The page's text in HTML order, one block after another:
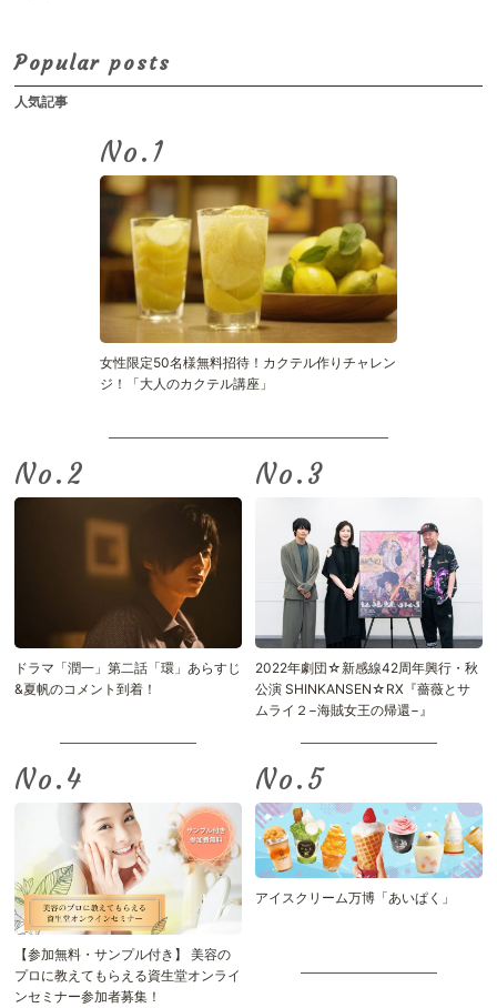
Popular posts
人気記事
No.
女性限定50名様無料招待！カクテル作りチャレン
ジ！「大人のカクテル講座」
No.
ドラマ「潤一」第二話「環」あらすじ
&夏帆のコメント到着！
No.
2022年劇団☆新感線42周年興行・秋
公演 SHINKANSEN☆RX『薔薇とサ
ムライ２−海賊女王の帰還−』
No.
【参加無料・サンプル付き】 美容の
プロに教えてもらえる資生堂オンライ
ンセミナー参加者募集！
No.
アイスクリーム万博「あいぱく」